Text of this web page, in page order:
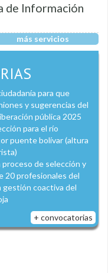
de Información
más servicios
para que
y sugerencias del
pública 2025
para el río
puente bolívar (altura
de selección y
20 profesionales del
gestión coactiva del
+ convocatorias